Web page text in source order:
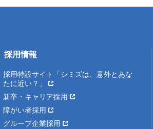
採用情報
採用特設サイト「シミズは、意外とあな
たに近い？」
新卒・キャリア採用
障がい者採用
グループ企業採用